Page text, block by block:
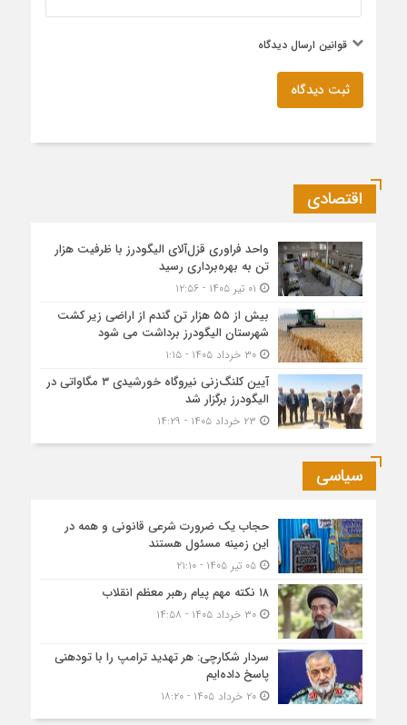
قوانین ارسال دیدگاه
ثبت دیدگاه
اقتصادی
واحد فراوری قزل‌آلای الیگودرز با ظرفیت هزار
تن به بهره‌برداری رسید
بیش از ۵۵ هزار تن گندم از اراضی زیر کشت
شهرستان الیگودرز برداشت می شود
۳۰ خرداد ۱۴۰۵ - ۱:۱۵
آیین کلنگ‌زنی نیروگاه خورشیدی ۳ مگاواتی در
الیگودرز برگزار شد
سیاسی
حجاب یک ضرورت شرعی قانونی و همه در
این زمینه مسئول هستند
۰۵ تیر ۱۴۰۵ - ۲۱:۱۰
۱۸ نکته مهم پیام رهبر معظم انقلاب
۳۰ خرداد ۱۴۰۵ - ۱۴:۵۸
سردار شکارچی: هر تهدید ترامپ را با تودهنی
پاسخ داده‌ایم
۲۰ خرداد ۱۴۰۵ - ۱۸:۲۰